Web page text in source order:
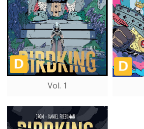
Vol. 1